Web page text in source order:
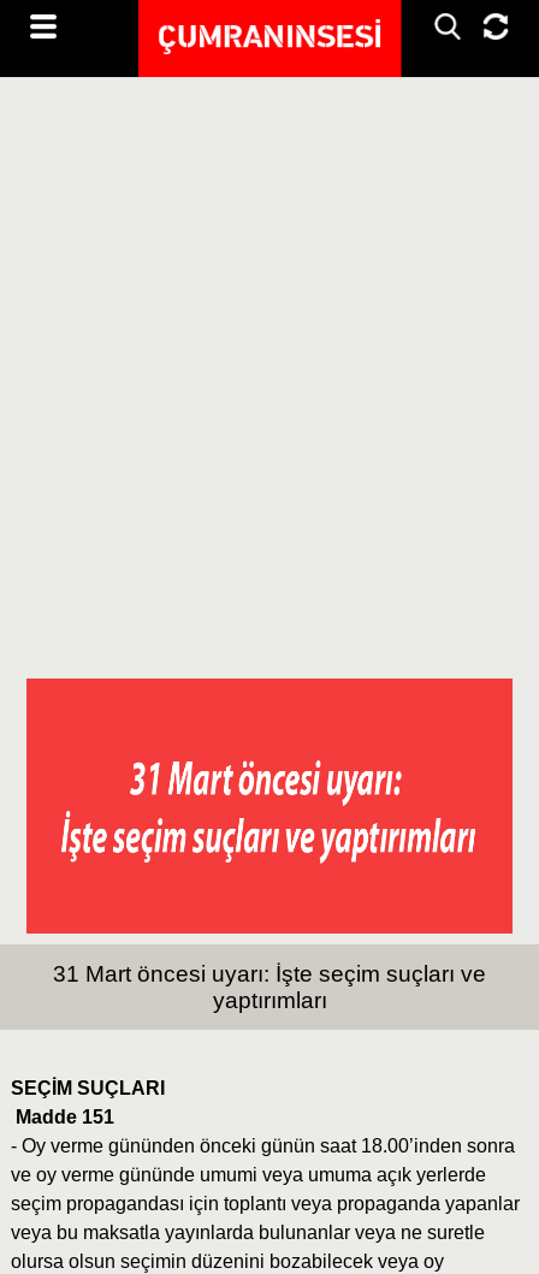
31 Mart öncesi uyarı: İşte seçim suçları ve
yaptırımları
SEÇİM SUÇLARI
Madde 151
- Oy verme gününden önceki günün saat 18.00’inden sonra
ve oy verme gününde umumi veya umuma açık yerlerde
seçim propagandası için toplantı veya propaganda yapanlar
veya bu maksatla yayınlarda bulunanlar veya ne suretle
olursa olsun seçimin düzenini bozabilecek veya oy